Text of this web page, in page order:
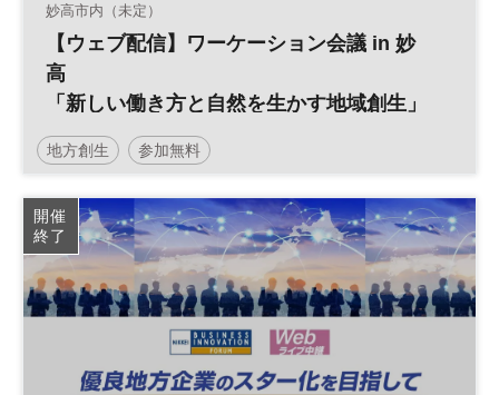
妙高市内（未定）
【ウェブ配信】ワーケーション会議 in 妙
高
「新しい働き方と自然を生かす地域創生」
地方創生 参加無料
開催
終了